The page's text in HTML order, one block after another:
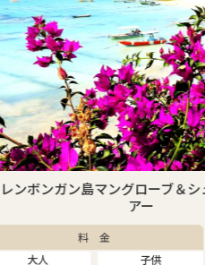
ーブ＆シュノーケルツ
時 間